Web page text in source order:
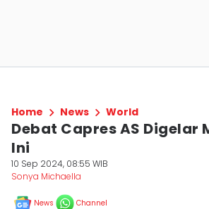
Home News World
Debat Capres AS Digelar
Ini
10 Sep 2024, 08:55 WIB
Sonya Michaella
News Channel